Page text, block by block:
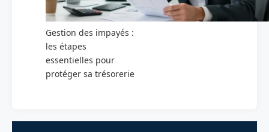
Gestion des impayés :
les étapes
essentielles pour
protéger sa trésorerie